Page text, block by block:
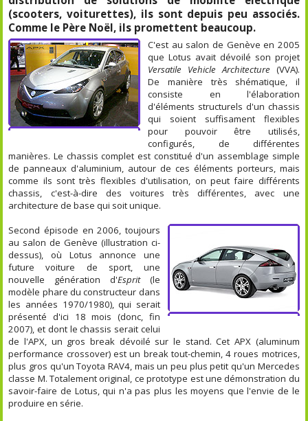
(scooters, voiturettes), ils sont depuis peu associés.
Comme le Père Noël, ils promettent beaucoup.
C'est au salon de Genève en 2005
que Lotus avait dévoilé son projet
Versatile Vehicle Architecture (VVA).
De manière très shématique, il
consiste en l'élaboration
d'éléments structurels d'un chassis
qui soient suffisament flexibles
pour pouvoir être utilisés,
configurés, de différentes
manières. Le chassis complet est constitué d'un assemblage simple
de panneaux d'aluminium, autour de ces éléments porteurs, mais
comme ils sont très flexibles d'utilisation, on peut faire différents
chassis, c'est-à-dire des voitures très différentes, avec une
architecture de base qui soit unique.
Second épisode en 2006, toujours
au salon de Genève (illustration ci-
dessus), où Lotus annonce une
future voiture de sport, une
nouvelle génération d'Esprit(le
modèle phare du constructeur dans
les années 1970/1980), qui serait
présenté d'ici 18 mois (donc, fin
2007), et dont le chassis serait celui
de l'APX, un gros break dévoilé sur le stand. Cet APX (aluminum
performance crossover) est un break tout-chemin, 4 roues motrices,
plus gros qu'un Toyota RAV4, mais un peu plus petit qu'un Mercedes
classe M. Totalement original, ce prototype est une démonstration du
savoir-faire de Lotus, qui n'a pas plus les moyens que l'envie de le
produire en série.